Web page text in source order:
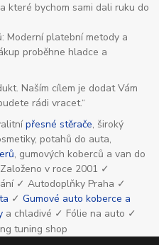
které bychom sami dali ruku do
Moderní platební metody a
proběhne hladce a
Naším cílem je dodat Vám
rádi vracet.“
přesné stěrače, široký
potahů do auta,
, gumových koberců a van do
v roce 2001 ✓
✓ Autodoplňky Praha ✓
✓Gumové auto koberce a
a chladivé ✓ Fólie na auto ✓